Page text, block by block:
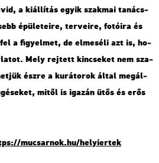
a ki­ál­lí­tás egyik szak­mai ta­nács­
épü­le­te­i­re, ter­ve­i­re, fo­tó­i­ra és
a fi­gyel­met, de el­me­sé­li azt is, ho­
Mely rej­tett kin­cse­ket nem sza­
észre a ku­rá­to­rok által meg­ál­
mitől is iga­zán ütős és erős
​mu­csar­nok.​hu/​he­lyi­er­tek